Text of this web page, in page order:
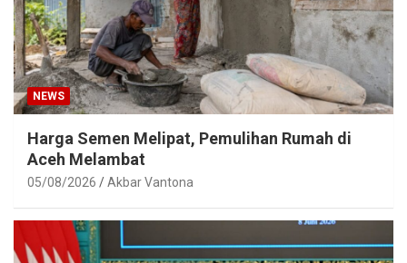
NEWS
Harga Semen Melipat, Pemulihan Rumah di
Aceh Melambat
05/08/2026 Akbar Vantona